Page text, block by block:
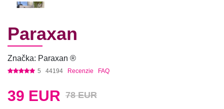
Paraxan
Značka: Paraxan ®
5 44194 Recenzie FAQ
39 EUR 78 EUR